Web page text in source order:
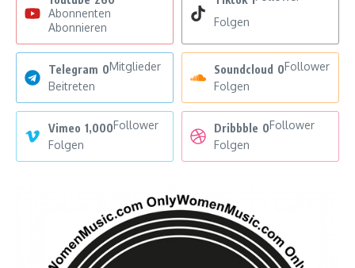
Abonnenten
Abonnieren
Folgen
Telegram 0Mitglieder
Beitreten
Soundcloud 0Follower
Folgen
Vimeo 1,000Follower
Folgen
Dribbble 0Follower
Folgen